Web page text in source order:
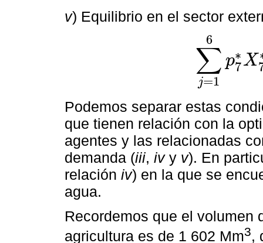
v) Equilibrio en el sector
∑
j=1
6
p∗
7X
j=1 7∗X7,j∗=
Podemos separar estas
que tienen relación con la
agentes y las relacionadas
demanda (iii, ivy v). En
relación iv) en la que se
agua.
Recordemos que el volumen
agricultura es de 1 602 Mm3,